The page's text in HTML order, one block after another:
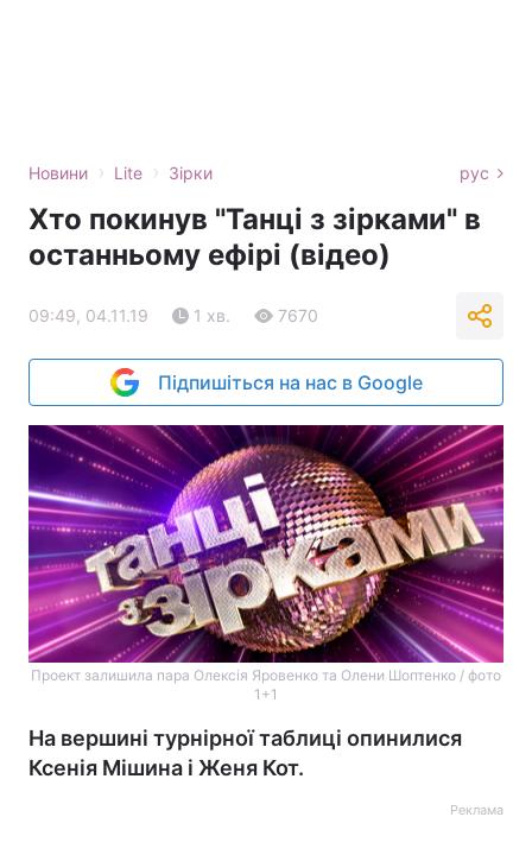
Новини › Lite › Зірки рус
Хто покинув "Танці з зірками" в
останньому ефірі (відео)
09:49, 04.11.19 1 хв. 7670
Підпишіться на нас в Google
Проект залишила пара Олексія Яровенко та Олени Шоптенко / фото
1+1
На вершині турнірної таблиці опинилися
Ксенія Мішина і Женя Кот.
Реклама